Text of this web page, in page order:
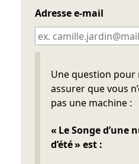
Adresse e-mail
Une question pour
assurer que vous
pas une machine :
« Le Songe d’une
d’été » est :
Ne pas remplir